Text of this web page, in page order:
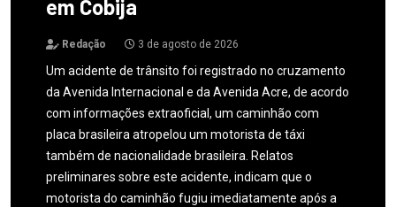
em Cobija
Redação 3 de agosto de 2026
Um acidente de trânsito foi registrado no cruzamento
da Avenida Internacional e da Avenida Acre, de acordo
com informações extraoficial, um caminhão com
placa brasileira atropelou um motorista de táxi
também de nacionalidade brasileira. Relatos
preliminares sobre este acidente, indicam que o
motorista do caminhão fugiu imediatamente após a